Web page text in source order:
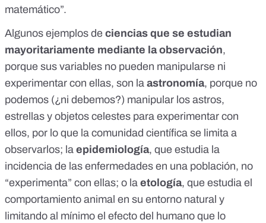
matemático”.
Algunos ejemplos de ciencias que se estudian
mayoritariamente mediante la observación,
porque sus variables no pueden manipularse ni
experimentar con ellas, son la astronomía, porque no
podemos (¿ni debemos?) manipular los astros,
estrellas y objetos celestes para experimentar con
ellos, por lo que la comunidad científica se limita a
observarlos; la epidemiología, que estudia la
incidencia de las enfermedades en una población, no
“experimenta” con ellas; o la etología, que estudia el
comportamiento animal en su entorno natural y
limitando al mínimo el efecto del humano que lo